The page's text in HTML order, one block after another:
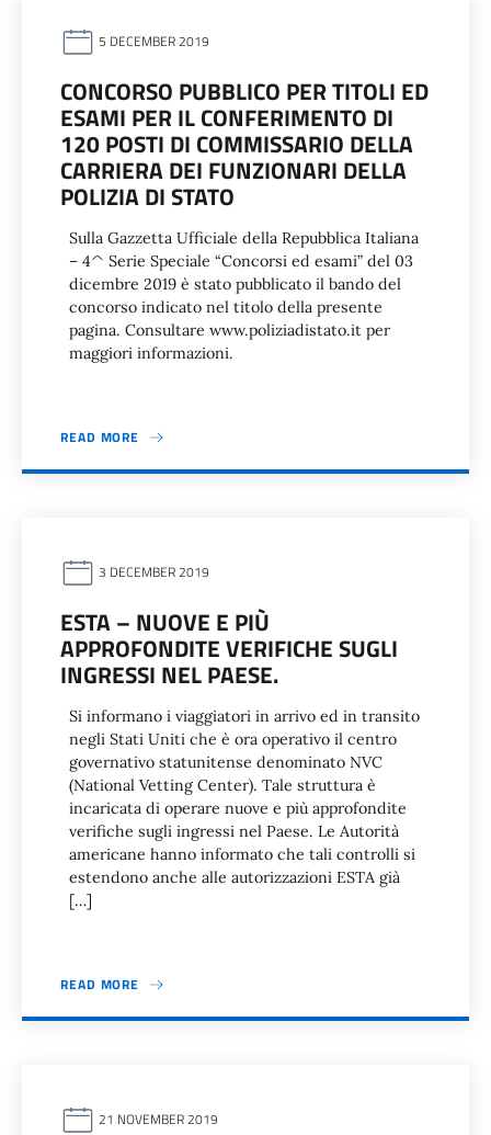
5 DECEMBER 2019
CONCORSO PUBBLICO PER TITOLI ED
ESAMI PER IL CONFERIMENTO DI
120 POSTI DI COMMISSARIO DELLA
CARRIERA DEI FUNZIONARI DELLA
POLIZIA DI STATO
Sulla Gazzetta Ufficiale della Repubblica Italiana
– 4^ Serie Speciale “Concorsi ed esami” del 03
dicembre 2019 è stato pubblicato il bando del
concorso indicato nel titolo della presente
pagina. Consultare www.poliziadistato.it per
maggiori informazioni.
READ MORE
3 DECEMBER 2019
ESTA – NUOVE E PIÙ
APPROFONDITE VERIFICHE SUGLI
INGRESSI NEL PAESE.
Si informano i viaggiatori in arrivo ed in transito
negli Stati Uniti che è ora operativo il centro
governativo statunitense denominato NVC
(National Vetting Center). Tale struttura è
incaricata di operare nuove e più approfondite
verifiche sugli ingressi nel Paese. Le Autorità
americane hanno informato che tali controlli si
estendono anche alle autorizzazioni ESTA già
[…]
READ MORE
21 NOVEMBER 2019